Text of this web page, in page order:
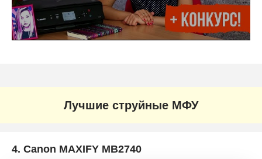
Лучшие струйные МФУ
4. Canon MAXIFY MB2740